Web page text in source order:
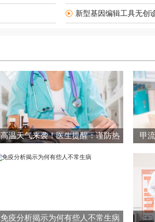
新型基因编辑工具无创
高温天气来袭！医生提醒：谨防热 甲
免疫分析揭示为何有些人不常生病